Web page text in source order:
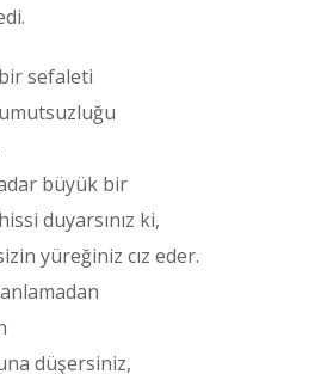
sefaleti
büyük bir
duyarsınız ki,
yüreğiniz cız eder.
düşersiniz,